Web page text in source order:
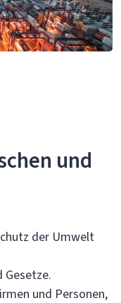
und
der Umwelt
Gesetze.
und Personen,